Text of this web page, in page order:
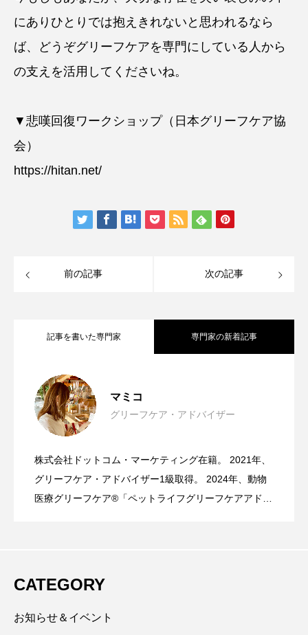
にありひとりでは抱えきれないと思われるなら
ば、どうぞグリーフケアを専門にしている人から
の支えを活用してくださいね。
▼悲嘆回復ワークショップ（日本グリーフケア協
会）
https://hitan.net/
前の記事 次の記事
記事を書いた専門家 専門家の新着記事
マミコ
グリーフケア・アドバイザー
株式会社ドットコム・マーケティング在籍。 2021年、
グリーフケア・アドバイザー1級取得。 2024年、動物
医療グリーフケア®「ペットライフグリーフケアアドバ
分に優しさを向けて思いやり、自己受容する生き方の
2026.08.07
をしませんか？～
2026.07.22
点？！ ～”なにかできたから満点”方式を
2026.07.15 （イベントレポート）介護のお仕事のた
CATEGORY
お知らせ＆イベント